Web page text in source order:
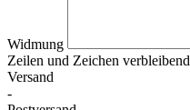
Widmung
Zeilen und Zeichen verbleibend
Versand
-